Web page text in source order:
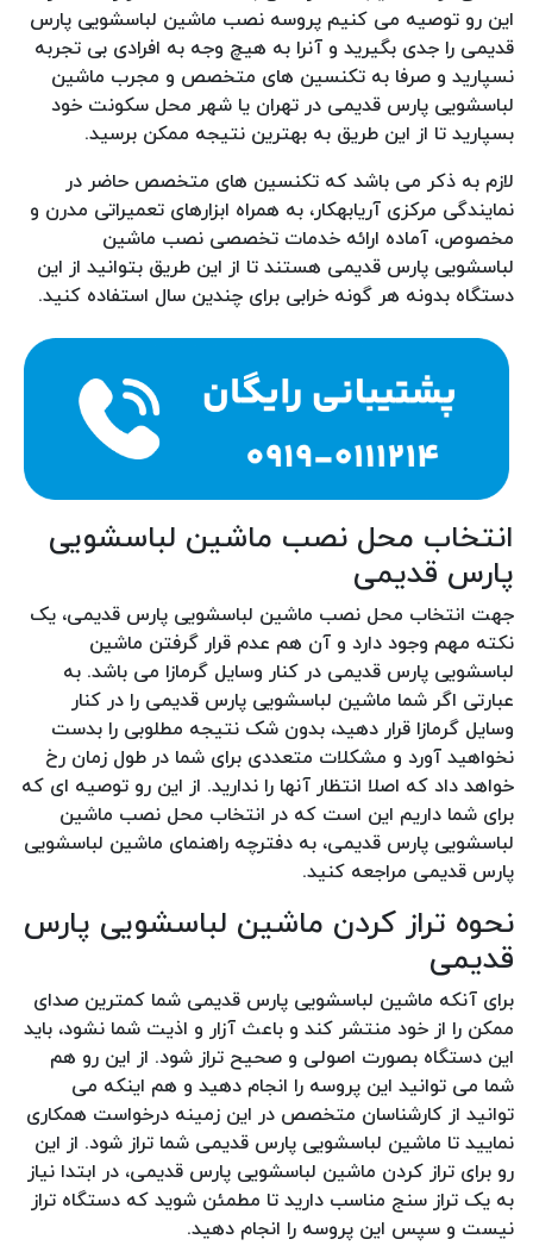
این رو توصیه می کنیم پروسه نصب ماشین لباسشویی پارس
قدیمی را جدی بگیرید و آنرا به هیچ وجه به افرادی بی تجربه
نسپارید و صرفا به تکنسین های متخصص و مجرب ماشین
لباسشویی پارس قدیمی در تهران یا شهر محل سکونت خود
بسپارید تا از این طریق به بهترین نتیجه ممکن برسید.
لازم به ذکر می باشد که تکنسین های متخصص حاضر در
نمایندگی مرکزی آریابهکار، به همراه ابزارهای تعمیراتی مدرن و
مخصوص، آماده ارائه خدمات تخصصی نصب ماشین
لباسشویی پارس قدیمی هستند تا از این طریق بتوانید از این
دستگاه بدونه هر گونه خرابی برای چندین سال استفاده کنید.
انتخاب محل نصب ماشین لباسشویی
پارس قدیمی
جهت انتخاب محل نصب ماشین لباسشویی پارس قدیمی، یک
نکته مهم وجود دارد و آن هم عدم قرار گرفتن ماشین
لباسشویی پارس قدیمی در کنار وسایل گرمازا می باشد. به
عبارتی اگر شما ماشین لباسشویی پارس قدیمی را در کنار
وسایل گرمازا قرار دهید، بدون شک نتیجه مطلوبی را بدست
نخواهید آورد و مشکلات متعددی برای شما در طول زمان رخ
خواهد داد که اصلا انتظار آنها را ندارید. از این رو توصیه ای که
برای شما داریم این است که در انتخاب محل نصب ماشین
لباسشویی پارس قدیمی، به دفترچه راهنمای ماشین لباسشویی
پارس قدیمی مراجعه کنید.
نحوه تراز کردن ماشین لباسشویی پارس
قدیمی
برای آنکه ماشین لباسشویی پارس قدیمی شما کمترین صدای
ممکن را از خود منتشر کند و باعث آزار و اذیت شما نشود، باید
این دستگاه بصورت اصولی و صحیح تراز شود. از این رو هم
شما می توانید این پروسه را انجام دهید و هم اینکه می
توانید از کارشناسان متخصص در این زمینه درخواست همکاری
نمایید تا ماشین لباسشویی پارس قدیمی شما تراز شود. از این
رو برای تراز کردن ماشین لباسشویی پارس قدیمی، در ابتدا نیاز
به یک تراز سنج مناسب دارید تا مطمئن شوید که دستگاه تراز
نیست و سپس این پروسه را انجام دهید.